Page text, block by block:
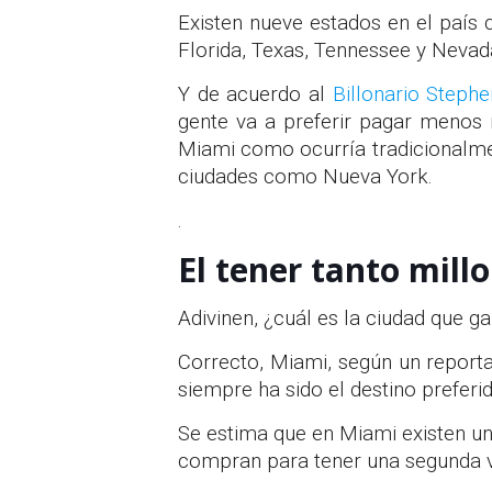
Existen nueve estados en el
Florida, Texas, Tennessee y
Y de acuerdo al Billonario
gente va a preferir pagar
Miami como ocurría
ciudades como Nueva York.
.
El tener tanto
Adivinen, ¿cuál es la ciudad que
Correcto, Miami, según un
siempre ha sido el destino
Se estima que en Miami existen
compran para tener una segunda